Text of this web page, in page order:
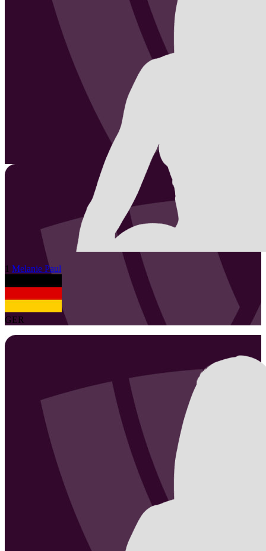
1 Melanie Paul
GER